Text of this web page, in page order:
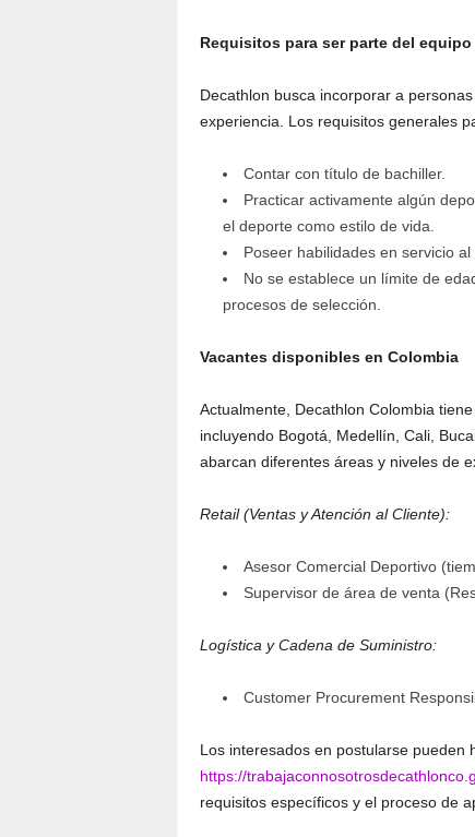
Requisitos para ser parte del
Decathlon busca incorporar a
experiencia. Los requisitos generales
Contar con título de bachiller.
Practicar activamente algún
el deporte como estilo de vida.
Poseer habilidades en servicio
No se establece un límite de
procesos de selección.
Vacantes disponibles en Colombia
Actualmente, Decathlon Colombia
incluyendo Bogotá, Medellín, Cali,
abarcan diferentes áreas y niveles de
Retail (Ventas y Atención al Cliente):
Asesor Comercial Deportivo
Supervisor de área de venta
Logística y Cadena de Suministro:
Customer Procurement
Los interesados en postularse pueden
https://
requisitos específicos y el proceso de